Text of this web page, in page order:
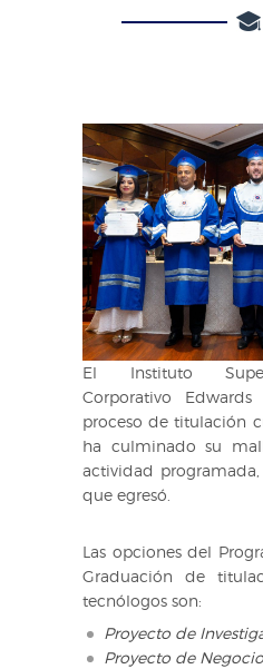
El Instituto
Corporativo
proceso de titulación
ha culminado su
actividad
que egresó.
Las opciones del
Graduación de
tecnólogos son:
Proyecto de
Proyecto de